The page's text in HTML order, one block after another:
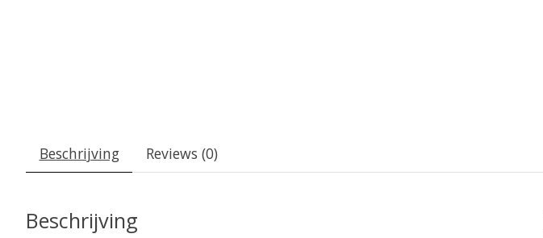
Beschrijving Reviews (0)
Beschrijving